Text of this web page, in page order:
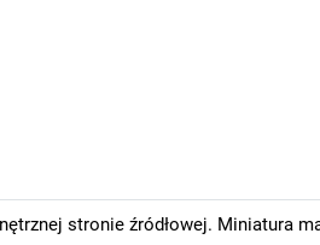
stronie źródłowej. Miniatura